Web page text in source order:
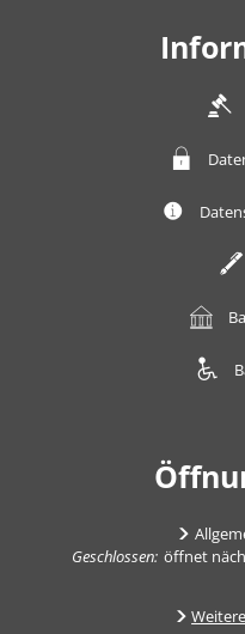
Klicken, um weitere
Geschlossen: öffnet